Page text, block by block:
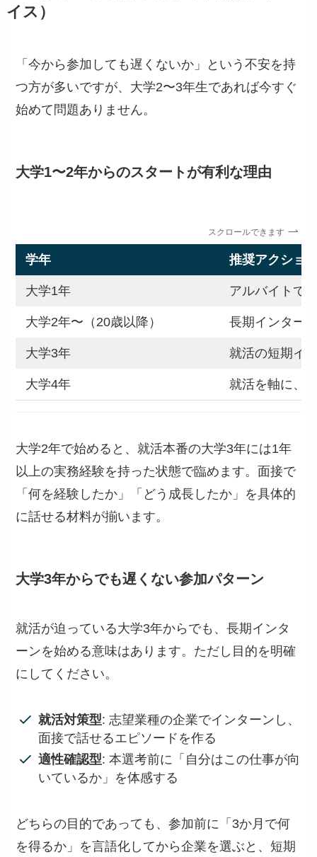
イス）
「今から参加しても遅くないか」という不安を持
つ方が多いですが、大学2〜3年生であれば今すぐ
始めて問題ありません。
大学1〜2年からのスタートが有利な理由
スクロールできます
学年 推奨アクショ
大学1年 アルバイトで
大学2年〜（20歳以降） 長期インター
大学3年 就活の短期イ
大学4年 就活を軸に、
大学2年で始めると、就活本番の大学3年には1年
以上の実務経験を持った状態で臨めます。面接で
「何を経験したか」「どう成長したか」を具体的
に話せる材料が揃います。
大学3年からでも遅くない参加パターン
就活が迫っている大学3年からでも、長期インタ
ーンを始める意味はあります。ただし目的を明確
にしてください。
就活対策型: 志望業種の企業でインターンし、
面接で話せるエピソードを作る
適性確認型: 本選考前に「自分はこの仕事が向
いているか」を体感する
どちらの目的であっても、参加前に「3か月で何
を得るか」を言語化してから企業を選ぶと、短期